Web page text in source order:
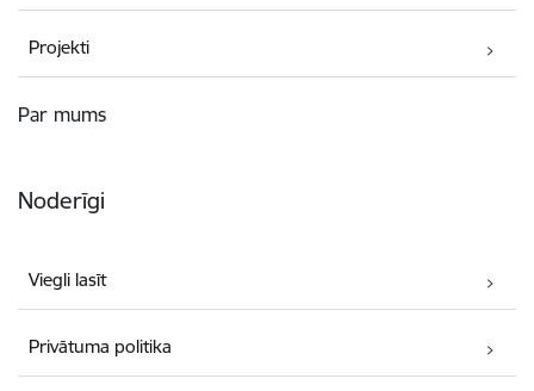
Projekti
Par mums
Noderīgi
Viegli lasīt
Privātuma politika